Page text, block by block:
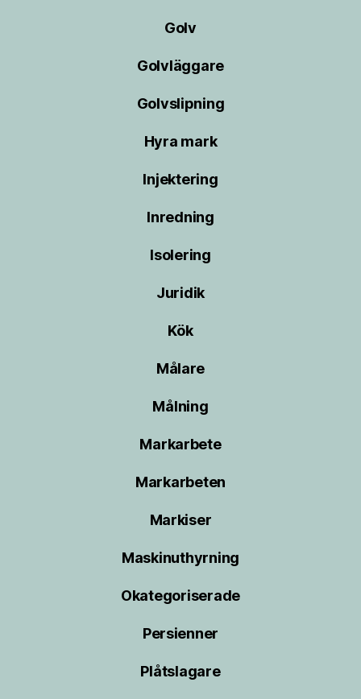
Golv
Golvläggare
Golvslipning
Hyra mark
Injektering
Inredning
Isolering
Juridik
Kök
Målare
Målning
Markarbete
Markarbeten
Markiser
Maskinuthyrning
Okategoriserade
Persienner
Plåtslagare